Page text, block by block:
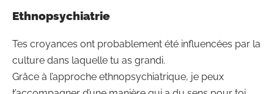
Ethnopsychiatrie
Tes croyances ont probablement été influencées par la
culture dans laquelle tu as grandi.
Grâce à l’approche ethnopsychiatrique, je peux